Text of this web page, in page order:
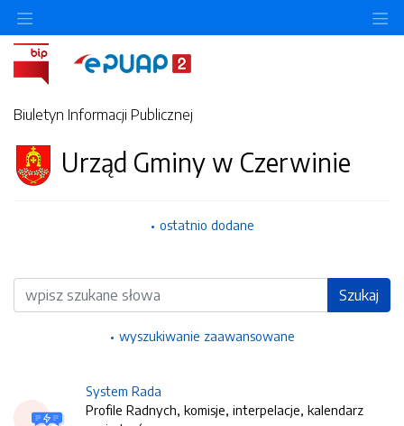
Biuletyn Informacji Publicznej
Urząd Gminy w Czerwinie
ostatnio dodane
Wyszukiwarka Szukaj
wyszukiwanie zaawansowane
System Rada
Profile Radnych, komisje, interpelacje, kalendarz